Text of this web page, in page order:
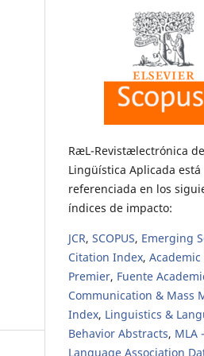
RæL-Revistælectrónica de
Lingüística Aplicada está
referenciada en los
índices de impacto:
JCR, SCOPUS, Emerging
Citation Index, Academic
Premier, Fuente
Communication & Mass
Index, Linguistics &
Behavior Abstracts, MLA
Language Association